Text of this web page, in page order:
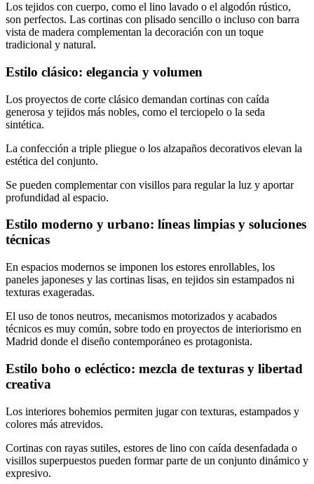
Los tejidos con cuerpo, como el lino lavado o el algodón rústico,
son perfectos. Las cortinas con plisado sencillo o incluso con barra
vista de madera complementan la decoración con un toque
tradicional y natural.
Estilo clásico: elegancia y volumen
Los proyectos de corte clásico demandan cortinas con caída
generosa y tejidos más nobles, como el terciopelo o la seda
sintética.
La confección a triple pliegue o los alzapaños decorativos elevan la
estética del conjunto.
Se pueden complementar con visillos para regular la luz y aportar
profundidad al espacio.
Estilo moderno y urbano: líneas limpias y soluciones
técnicas
En espacios modernos se imponen los estores enrollables, los
paneles japoneses y las cortinas lisas, en tejidos sin estampados ni
texturas exageradas.
El uso de tonos neutros, mecanismos motorizados y acabados
técnicos es muy común, sobre todo en proyectos de interiorismo en
Madrid donde el diseño contemporáneo es protagonista.
Estilo boho o ecléctico: mezcla de texturas y libertad
creativa
Los interiores bohemios permiten jugar con texturas, estampados y
colores más atrevidos.
Cortinas con rayas sutiles, estores de lino con caída desenfadada o
visillos superpuestos pueden formar parte de un conjunto dinámico y
expresivo.